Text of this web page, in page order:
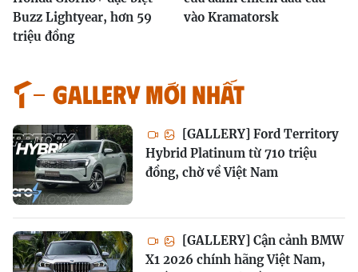
Buzz Lightyear, hơn 59
triệu đồng
vào Kramatorsk
GALLERY MỚI NHẤT
[GALLERY] Ford Territory
Hybrid Platinum từ 710 triệu
đồng, chờ về Việt Nam
[GALLERY] Cận cảnh BMW
X1 2026 chính hãng Việt Nam,